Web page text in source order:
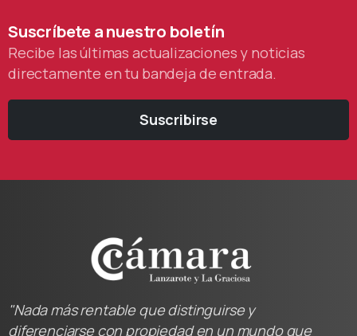
Suscríbeteanuestro boletín
Recibe las últimas actualizaciones y noticias
directamente en tu bandeja de entrada.
Suscribirse
"Nada más rentable que distinguirse y
diferenciarse con propiedad en un mundo que